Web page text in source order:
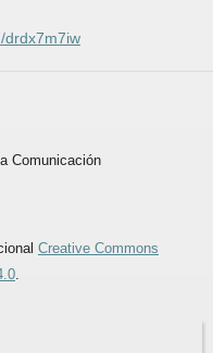
drdx7m7iw
Comunicación
Creative Commons
.